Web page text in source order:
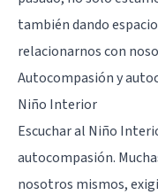
también dando
relacionarnos con
Autocompasión y
Niño Interior
Escuchar al Niño
autocompasión.
nosotros mismos,